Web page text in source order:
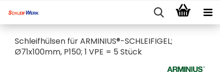
Schleifhülsen für ARMINIUS®-SCHLEIFIGEL;
Ø71x100mm, P150; 1 VPE = 5 Stück